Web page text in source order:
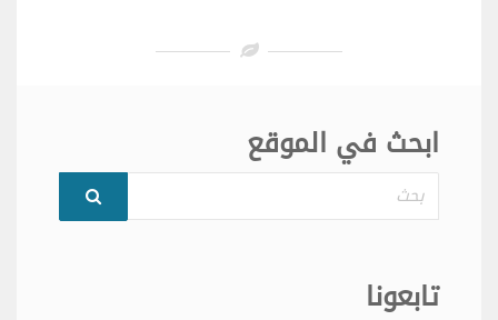
ابحث في الموقع
بحث
تابعونا